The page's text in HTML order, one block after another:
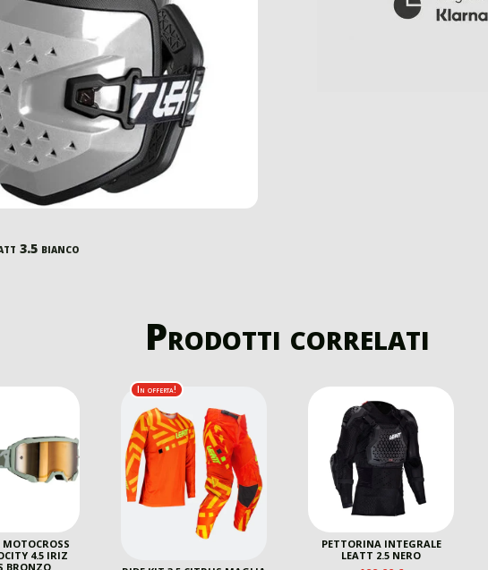
3.5 bianco
Prodotti correlati
4.5 IRIZ
BRONZO
In offerta!
PETTORINA INTEGRALE
LEATT 2.5 NERO